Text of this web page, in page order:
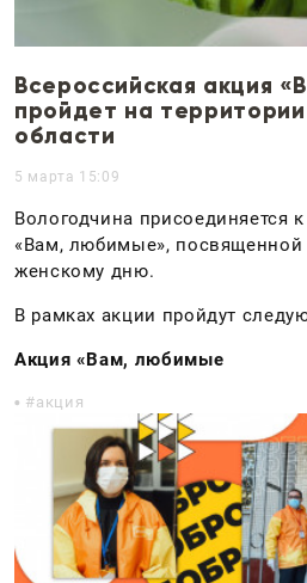
Всероссийская акция
пройдет на
области
5 марта 15:09
Вологодчина присоединяется
«Вам, любимые»,
женскому дню.
В рамках акции пройдут
Акция «Вам, любимые
акция